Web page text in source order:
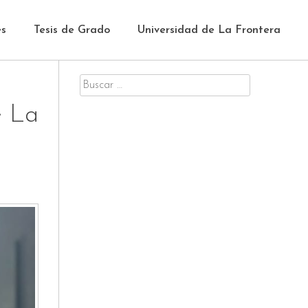
Tesis de Grado Universidad de La Frontera
La
Buscar
por: